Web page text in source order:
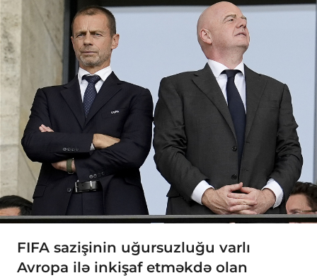
FIFA sazişinin uğursuzluğu varlı
Avropa ilə inkişaf etməkdə olan